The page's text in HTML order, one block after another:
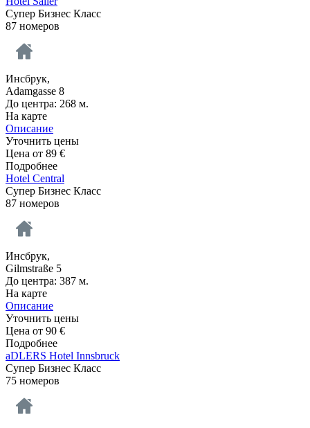
Супер Бизнес Класс
87 номеров
Инсбрук,
Adamgasse 8
До центра: 268 м.
На карте
Описание
Уточнить цены
Цена от 89 €
Подробнее
Hotel Central
Супер Бизнес Класс
87 номеров
Инсбрук,
Gilmstraße 5
До центра: 387 м.
На карте
Описание
Уточнить цены
Цена от 90 €
Подробнее
aDLERS Hotel Innsbruck
Супер Бизнес Класс
75 номеров